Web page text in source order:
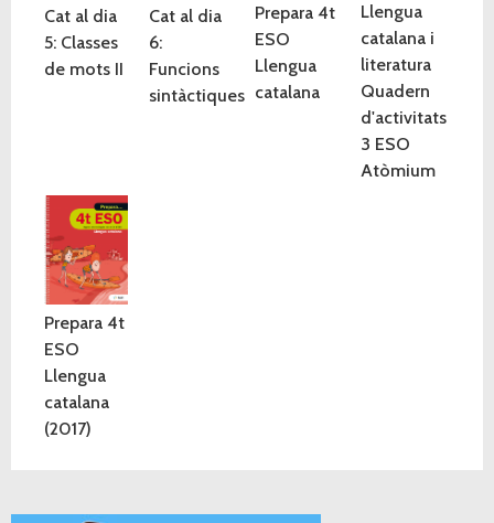
Cat al dia
5: Classes
de mots II
Cat al dia
6:
Funcions
sintàctiques
Prepara 4t
ESO
Llengua
catalana
Llengua
catalana i
literatura
Quadern
d'activitats
3 ESO
Atòmium
Prepara 4t
ESO
Llengua
catalana
(2017)